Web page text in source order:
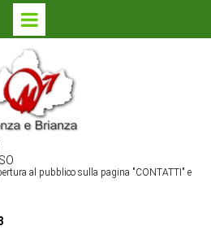
al pubblico sulla pagina "CONTATTI " e